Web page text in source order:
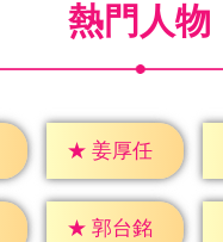
熱門人物
★ 姜厚任
★ 郭台銘